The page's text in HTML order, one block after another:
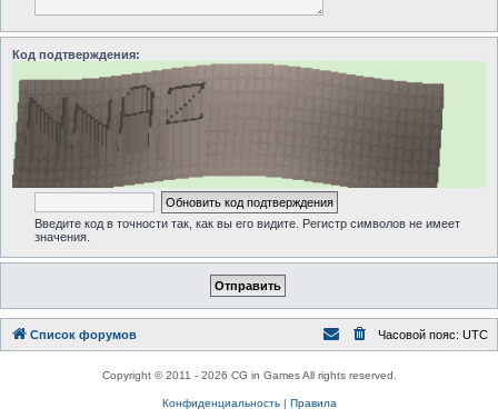
Код подтверждения:
Введите код в точности так, как вы его видите. Регистр символов не имеет
значения.
Список форумов Часовой пояс: UTC
Copyright © 2011 - 2026 CG in Games All rights reserved.
Конфиденциальность| Правила